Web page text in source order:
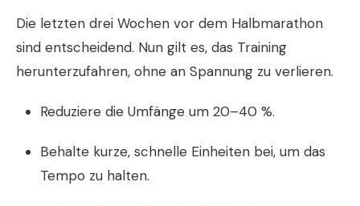
Die letzten drei Wochen vor dem Halbmarathon
sind entscheidend. Nun gilt es, das Training
herunterzufahren, ohne an Spannung zu verlieren.
Reduziere die Umfänge um 20–40 %.
Behalte kurze, schnelle Einheiten bei, um das
Tempo zu halten.